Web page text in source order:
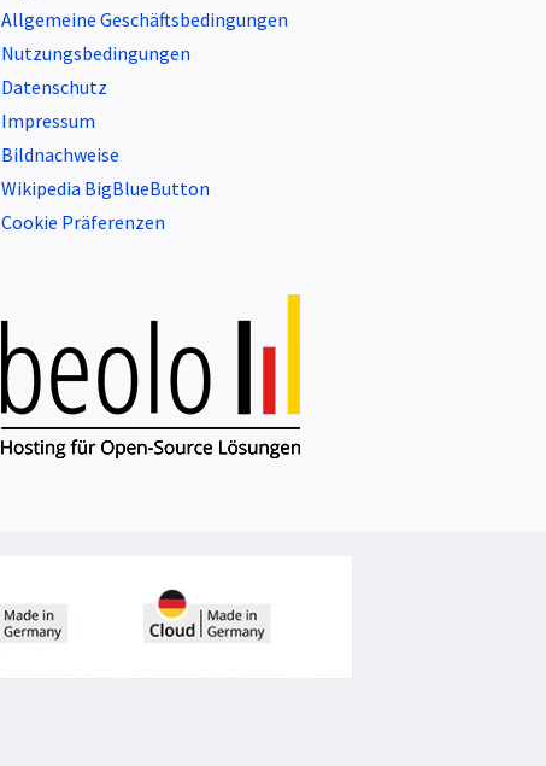
Allgemeine Geschäftsbedingungen
Nutzungsbedingungen
Datenschutz
Impressum
Bildnachweise
Wikipedia BigBlueButton
Cookie Präferenzen